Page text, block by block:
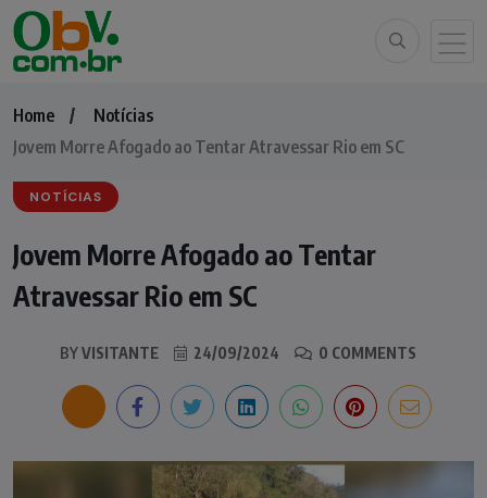
Home
Notícias
Jovem Morre Afogado ao Tentar Atravessar Rio em SC
NOTÍCIAS
Jovem Morre Afogado ao Tentar
Atravessar Rio em SC
BYVISITANTE 24/09/2024 0 COMMENTS